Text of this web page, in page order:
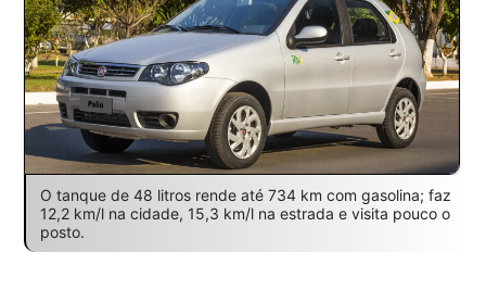
O tanque de 48 litros rende até 734 km com gasolina; faz
12,2 km/l na cidade, 15,3 km/l na estrada e visita pouco o
posto.